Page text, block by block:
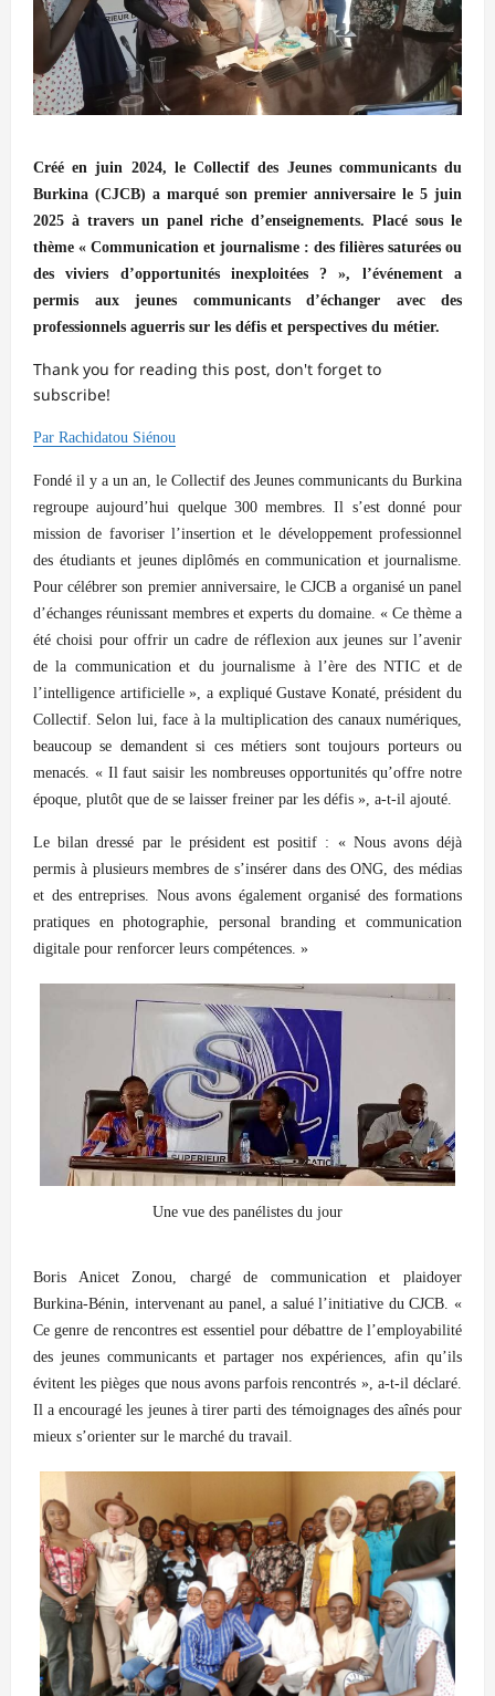
Créé en juin 2024, le Collectif des Jeunes communicants du
Burkina (CJCB) a marqué son premier anniversaire le 5 juin
2025 à travers un panel riche d’enseignements. Placé sous le
thème « Communication et journalisme : des filières saturées ou
des viviers d’opportunités inexploitées ? », l’événement a
permis aux jeunes communicants d’échanger avec des
professionnels aguerris sur les défis et perspectives du métier.
Thank you for reading this post, don't forget to
subscribe!
Par Rachidatou Siénou
Fondé il y a un an, le Collectif des Jeunes communicants du Burkina
regroupe aujourd’hui quelque 300 membres. Il s’est donné pour
mission de favoriser l’insertion et le développement professionnel
des étudiants et jeunes diplômés en communication et journalisme.
Pour célébrer son premier anniversaire, le CJCB a organisé un panel
d’échanges réunissant membres et experts du domaine. « Ce thème a
été choisi pour offrir un cadre de réflexion aux jeunes sur l’avenir
de la communication et du journalisme à l’ère des NTIC et de
l’intelligence artificielle », a expliqué Gustave Konaté, président du
Collectif. Selon lui, face à la multiplication des canaux numériques,
beaucoup se demandent si ces métiers sont toujours porteurs ou
menacés. « Il faut saisir les nombreuses opportunités qu’offre notre
époque, plutôt que de se laisser freiner par les défis », a-t-il ajouté.
Le bilan dressé par le président est positif : « Nous avons déjà
permis à plusieurs membres de s’insérer dans des ONG, des médias
et des entreprises. Nous avons également organisé des formations
pratiques en photographie, personal branding et communication
digitale pour renforcer leurs compétences. »
Une vue des panélistes du jour
Boris Anicet Zonou, chargé de communication et plaidoyer
Burkina-Bénin, intervenant au panel, a salué l’initiative du CJCB. «
Ce genre de rencontres est essentiel pour débattre de l’employabilité
des jeunes communicants et partager nos expériences, afin qu’ils
évitent les pièges que nous avons parfois rencontrés », a-t-il déclaré.
Il a encouragé les jeunes à tirer parti des témoignages des aînés pour
mieux s’orienter sur le marché du travail.